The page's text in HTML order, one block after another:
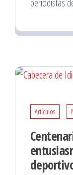
Artículos